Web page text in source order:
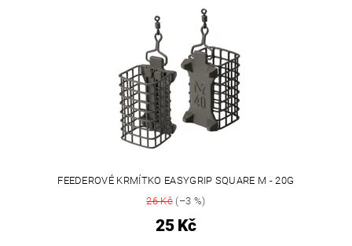
FEEDEROVÉ KRMÍTKO EASYGRIP SQUARE M - 20G
26 Kč(–3 %)
25 Kč